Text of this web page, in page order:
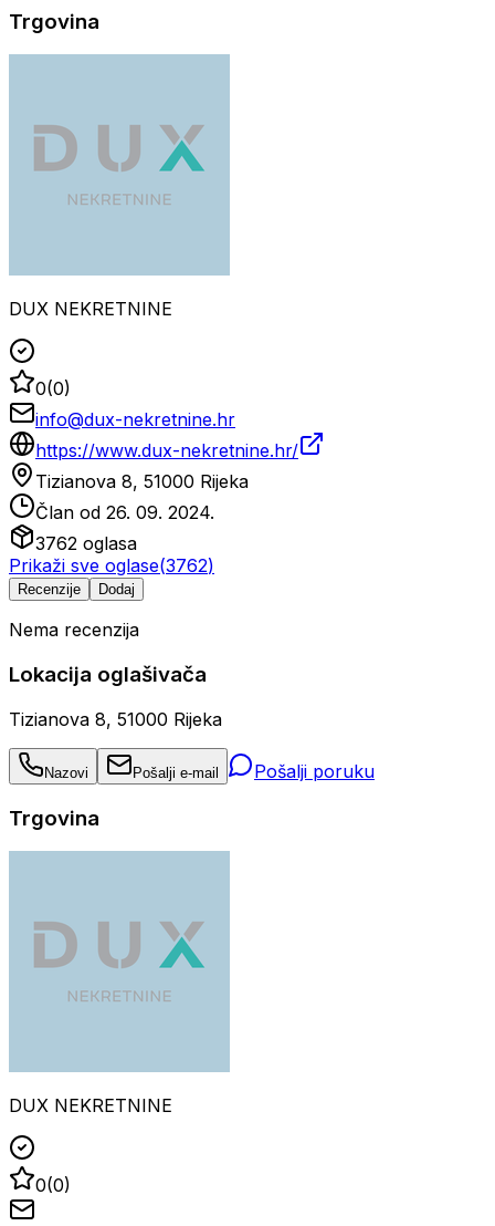
Trgovina
DUX NEKRETNINE
0(0)
info@dux-nekretnine.hr
https://www.dux-nekretnine.hr/
Tizianova 8, 51000 Rijeka
Član od 26. 09. 2024.
3762 oglasa
Prikaži sve oglase(3762)
Recenzije Dodaj
Nema recenzija
Lokacija oglašivača
Tizianova 8, 51000 Rijeka
Nazovi Pošalji e-mail Pošalji poruku
Trgovina
DUX NEKRETNINE
0(0)